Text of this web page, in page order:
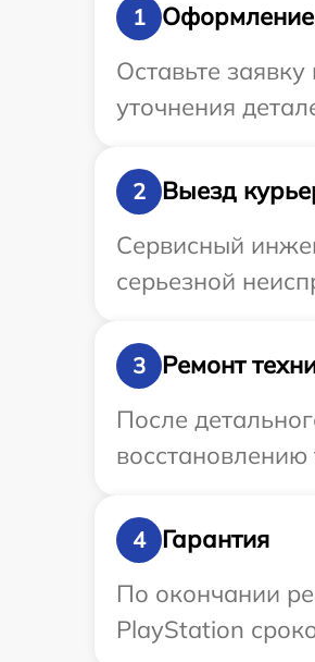
1
Оформление
Оставьте
уточнения
2
Выезд
Сервисный
серьезной
3
Ремонт
После
восстановлению
4
Гарантия
По окончании
PlayStation